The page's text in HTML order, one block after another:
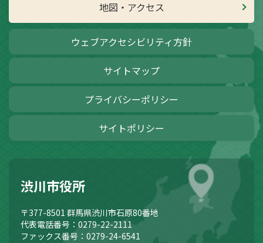
地図・アクセス
ウェブアクセシビリティ方針
サイトマップ
プライバシーポリシー
サイトポリシー
渋川市役所
〒377-8501 群馬県渋川市石原80番地
代表電話番号：0279-22-2111
ファックス番号：0279-24-6541